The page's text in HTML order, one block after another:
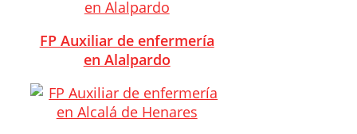
FP Auxiliar de enfermería
en Alalpardo